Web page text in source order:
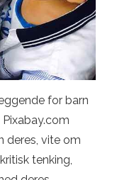
for barn
deres, vite om
tenking,